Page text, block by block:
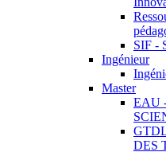
SIF -
Ingénieur
Master
EAU
DES